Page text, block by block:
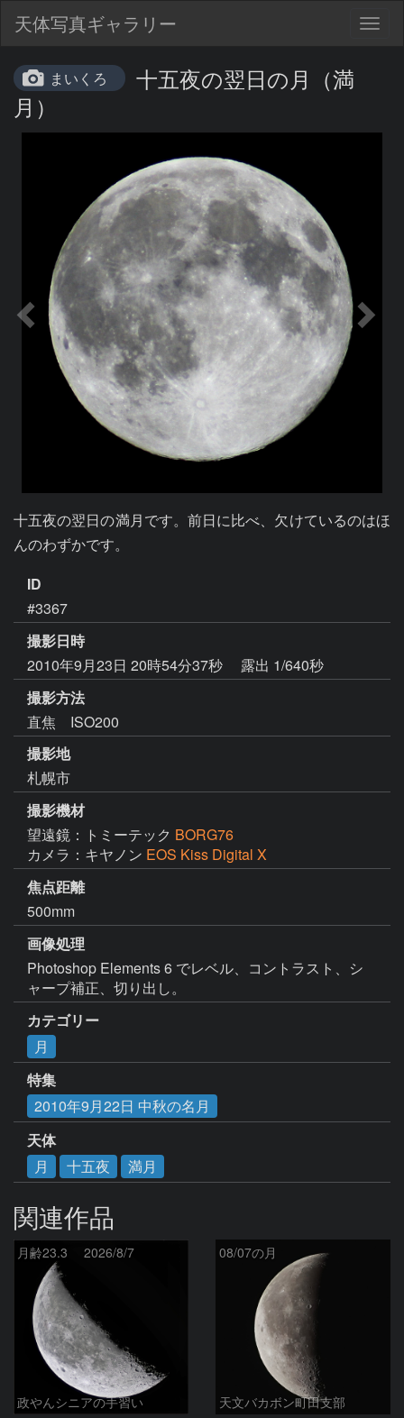
天体写真ギャラリー
まいくろ
十五夜の翌日の月（満
月）
十五夜の翌日の満月です。前日に比べ、欠けているのはほ
んのわずかです。
ID
#3367
撮影日時
2010年9月23日 20時54分37秒
露出 1/640秒
撮影方法
直焦 ISO200
撮影地
札幌市
撮影機材
望遠鏡：トミーテック BORG76
カメラ：キヤノン EOS Kiss Digital X
焦点距離
500mm
画像処理
Photoshop Elements 6 でレベル、コントラスト、シ
ャープ補正、切り出し。
カテゴリー
月
特集
2010年9月22日 中秋の名月
天体
月
十五夜 満月
関連作品
月齢23.3 2026/8/7
政やんシニアの手習い
08/07の月
天文バカボン町田支部